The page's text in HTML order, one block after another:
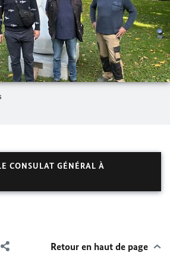
CONSULAT GÉNÉRAL À
Retour en haut de page